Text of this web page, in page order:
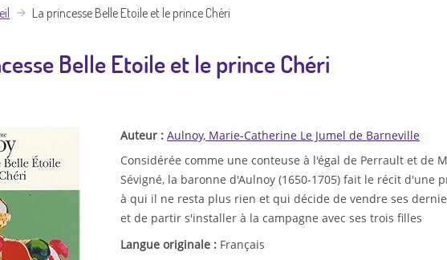
La princesse Belle Etoile et le prince Chéri
Belle Etoile et le prince Chéri
Auteur : Aulnoy, Marie-Catherine Le Jumel de Barneville
Considérée comme une conteuse à l'égal de Perrault et de
Sévigné, la baronne d'Aulnoy (1650-1705) fait le récit d'une
à qui il ne resta plus rien et qui décide de vendre ses
et de partir s'installer à la campagne avec ses trois filles
Langue originale : Français